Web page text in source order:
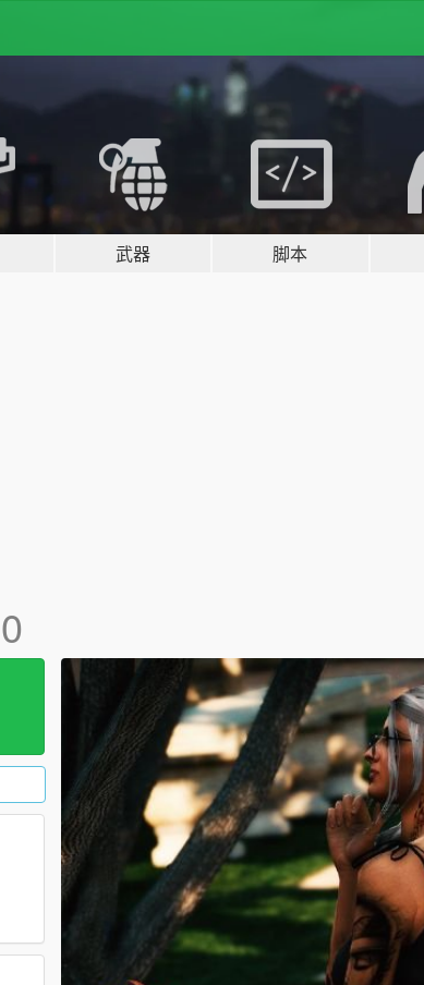
武器 脚本